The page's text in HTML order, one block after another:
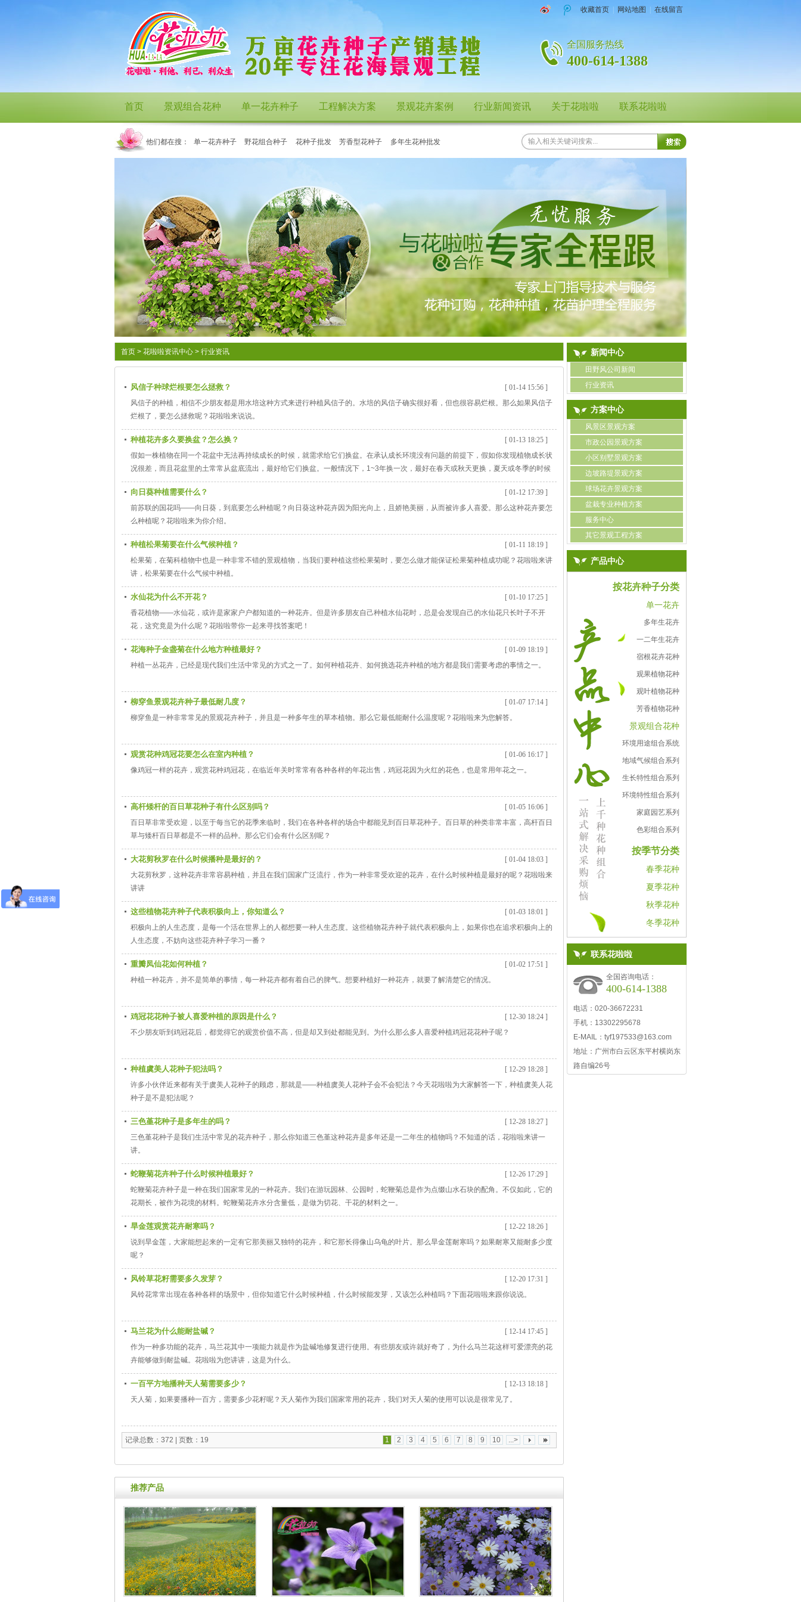
收藏首页 网站地图 在线留言
全国服务热线
400-614-1388
首页 景观组合花种 单一花卉种子 工程解决方案 景观花卉案例 行业新闻资讯 关于花啦啦 联系花啦啦
他们都在搜： 单一花卉种子 野花组合种子 花种子批发 芳香型花种子 多年生花种批发
新闻中心
田野风公司新闻
行业资讯
方案中心
风景区景观方案
市政公园景观方案
小区别墅景观方案
边坡路堤景观方案
球场花卉景观方案
盆栽专业种植方案
服务中心
其它景观工程方案
产品中心
按花卉种子分类
单一花卉
多年生花卉
一二年生花卉
宿根花卉花种
观果植物花种
观叶植物花种
芳香植物花种
景观组合花种
环境用途组合系统
地域气候组合系列
生长特性组合系列
环境特性组合系列
家庭园艺系列
色彩组合系列
按季节分类
春季花种
夏季花种
秋季花种
冬季花种
联系花啦啦
全国咨询电话：
400-614-1388
电话：020-36672231
手机：13302295678
E-MAIL： tyf197533@163.com
地址：广州市白云区东平村横岗东
路自编26号
首页 > 花啦啦资讯中心 > 行业资讯
风信子种球烂根要怎么拯救？
[ 01-14 15:56 ]
风信子的种植，相信不少朋友都是用水培这种方式来进行种植风信子的。水培的风信子确实很好看，但也很容易烂根。那么如果风信子
烂根了，要怎么拯救呢？花啦啦来说说。
种植花卉多久要换盆？怎么换？
[ 01-13 18:25 ]
假如一株植物在同一个花盆中无法再持续成长的时候，就需求给它们换盆。在承认成长环境没有问题的前提下，假如你发现植物成长状
况很差，而且花盆里的土常常从盆底流出，最好给它们换盆。一般情况下，1~3年换一次，最好在春天或秋天更换，夏天或冬季的时候
换盆会让植物发生后遗症。
向日葵种植需要什么？
[ 01-12 17:39 ]
前苏联的国花吗——向日葵，到底要怎么种植呢？向日葵这种花卉因为阳光向上，且娇艳美丽，从而被许多人喜爱。那么这种花卉要怎
么种植呢？花啦啦来为你介绍。
种植松果菊要在什么气候种植？
[ 01-11 18:19 ]
松果菊，在菊科植物中也是一种非常不错的景观植物，当我们要种植这些松果菊时，要怎么做才能保证松果菊种植成功呢？花啦啦来讲
讲，松果菊要在什么气候中种植。
水仙花为什么不开花？
[ 01-10 17:25 ]
香花植物——水仙花，或许是家家户户都知道的一种花卉。但是许多朋友自己种植水仙花时，总是会发现自己的水仙花只长叶子不开
花，这究竟是为什么呢？花啦啦带你一起来寻找答案吧！
花海种子金盏菊在什么地方种植最好？
[ 01-09 18:19 ]
种植一丛花卉，已经是现代我们生活中常见的方式之一了。如何种植花卉、如何挑选花卉种植的地方都是我们需要考虑的事情之一。
柳穿鱼景观花卉种子最低耐几度？
[ 01-07 17:14 ]
柳穿鱼是一种非常常见的景观花卉种子，并且是一种多年生的草本植物。那么它最低能耐什么温度呢？花啦啦来为您解答。
观赏花种鸡冠花要怎么在室内种植？
[ 01-06 16:17 ]
像鸡冠一样的花卉，观赏花种鸡冠花，在临近年关时常常有各种各样的年花出售，鸡冠花因为火红的花色，也是常用年花之一。
高杆矮杆的百日草花种子有什么区别吗？
[ 01-05 16:06 ]
百日草非常受欢迎，以至于每当它的花季来临时，我们在各种各样的场合中都能见到百日草花种子。百日草的种类非常丰富，高杆百日
草与矮杆百日草都是不一样的品种。那么它们会有什么区别呢？
大花剪秋罗在什么时候播种是最好的？
[ 01-04 18:03 ]
大花剪秋罗，这种花卉非常容易种植，并且在我们国家广泛流行，作为一种非常受欢迎的花卉，在什么时候种植是最好的呢？花啦啦来
讲讲
这些植物花卉种子代表积极向上，你知道么？
[ 01-03 18:01 ]
积极向上的人生态度，是每一个活在世界上的人都想要一种人生态度。这些植物花卉种子就代表积极向上，如果你也在追求积极向上的
人生态度，不妨向这些花卉种子学习一番？
重瓣凤仙花如何种植？
[ 01-02 17:51 ]
种植一种花卉，并不是简单的事情，每一种花卉都有着自己的脾气。想要种植好一种花卉，就要了解清楚它的情况。
鸡冠花花种子被人喜爱种植的原因是什么？
[ 12-30 18:24 ]
不少朋友听到鸡冠花后，都觉得它的观赏价值不高，但是却又到处都能见到。为什么那么多人喜爱种植鸡冠花花种子呢？
种植虞美人花种子犯法吗？
[ 12-29 18:28 ]
许多小伙伴近来都有关于虞美人花种子的顾虑，那就是——种植虞美人花种子会不会犯法？今天花啦啦为大家解答一下，种植虞美人花
种子是不是犯法呢？
三色堇花种子是多年生的吗？
[ 12-28 18:27 ]
三色堇花种子是我们生活中常见的花卉种子，那么你知道三色堇这种花卉是多年还是一二年生的植物吗？不知道的话，花啦啦来讲一
讲。
蛇鞭菊花卉种子什么时候种植最好？
[ 12-26 17:29 ]
蛇鞭菊花卉种子是一种在我们国家常见的一种花卉。我们在游玩园林、公园时，蛇鞭菊总是作为点缀山水石块的配角。不仅如此，它的
花期长，被作为花境的材料。蛇鞭菊花卉水分含量低，是做为切花、干花的材料之一。
旱金莲观赏花卉耐寒吗？
[ 12-22 18:26 ]
说到旱金莲，大家能想起来的一定有它那美丽又独特的花卉，和它那长得像山乌龟的叶片。那么旱金莲耐寒吗？如果耐寒又能耐多少度
呢？
风铃草花籽需要多久发芽？
[ 12-20 17:31 ]
风铃花常常出现在各种各样的场景中，但你知道它什么时候种植，什么时候能发芽，又该怎么种植吗？下面花啦啦来跟你说说。
马兰花为什么能耐盐碱？
[ 12-14 17:45 ]
作为一种多功能的花卉，马兰花其中一项能力就是作为盐碱地修复进行使用。有些朋友或许就好奇了，为什么马兰花这样可爱漂亮的花
卉能够做到耐盐碱。花啦啦为您讲讲，这是为什么。
一百平方地播种天人菊需要多少？
[ 12-13 18:18 ]
天人菊，如果要播种一百方，需要多少花籽呢？天人菊作为我们国家常用的花卉，我们对天人菊的使用可以说是很常见了。
记录总数：372 | 页数：19 1 2 3 4 5 6 7 8 9 10 ...>
推荐产品